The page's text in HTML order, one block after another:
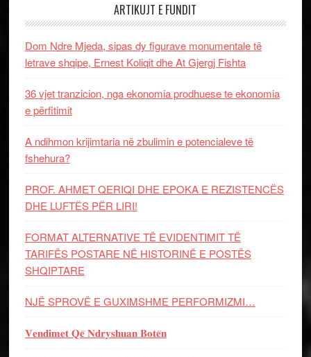
ARTIKUJT E FUNDIT
Dom Ndre Mjeda, sipas dy figurave monumentale të
letrave shqipe, Ernest Koliqit dhe At Gjergj Fishta
36 vjet tranzicion, nga ekonomia prodhuese te ekonomia
e përfitimit
A ndihmon krijimtaria në zbulimin e potencialeve të
fshehura?
PROF. AHMET QERIQI DHE EPOKA E REZISTENCЁS
DHE LUFTЁS PЁR LIRI!
FORMAT ALTERNATIVE TË EVIDENTIMIT TË
TARIFËS POSTARE NË HISTORINË E POSTËS
SHQIPTARE
NJË SPROVË E GUXIMSHME PERFORMIZMI…
𝐕𝐞𝐧𝐝𝐢𝐦𝐞𝐭 𝐐𝐞̈ 𝐍𝐝𝐫𝐲𝐬𝐡𝐮𝐚𝐧 𝐁𝐨𝐭𝐞̈𝐧